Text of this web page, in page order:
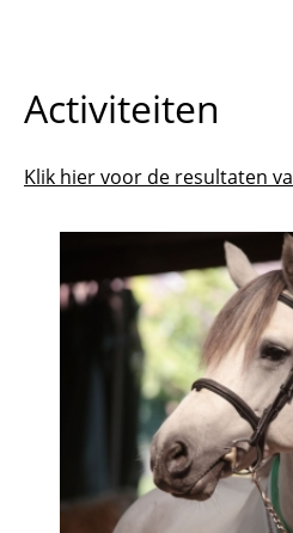
Activiteiten
Klik hier voor de resultaten